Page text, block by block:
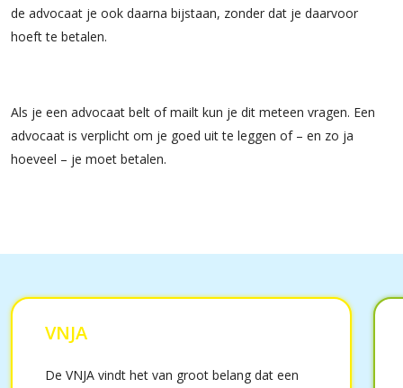
de advocaat je ook daarna bijstaan, zonder dat je daarvoor
hoeft te betalen.
Als je een advocaat belt of mailt kun je dit meteen vragen. Een
advocaat is verplicht om je goed uit te leggen of – en zo ja
hoeveel – je moet betalen.
VNJA
De VNJA vindt het van groot belang dat een